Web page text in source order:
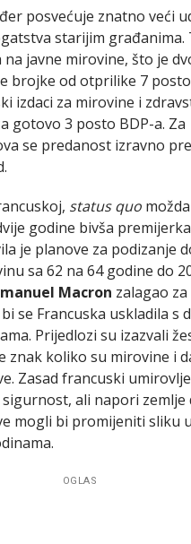
posvećuje znatno veći
starijim građanima.
na javne mirovine, što je
brojke od otprilike 7
izdaci za mirovine i
gotovo 3 posto BDP-a. Za
se predanost izravno
status quo
godine bivša premijerka
je planove za podizanje
sa 62 na 64 godine do
Macron zalagao
se Francuska uskladila s
Prijedlozi su izazvali
znak koliko su mirovine i
Zasad francuski
ali napori zemlje
mogli bi promijeniti sliku u
OGLAS